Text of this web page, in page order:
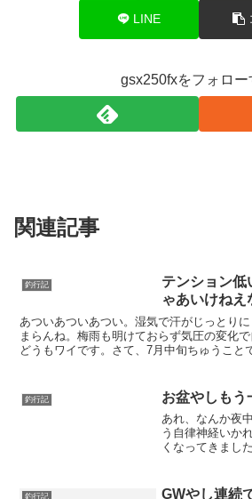
LINE
gsx250fxをフォロー
関連記事
釣行記
テンション低
ゃあいけねえ
あついあついあつい。湿気で汗がじっとり
まらんね。梅雨も明けておらず気圧の変化で
どうもワイです。さて、7月中旬ちゅうこと
釣行記 お盆やしもう
あれ、なんか夜
う自律神経いか
くなってきまし
で、今日も湾奥
釣行記 GWやし連続